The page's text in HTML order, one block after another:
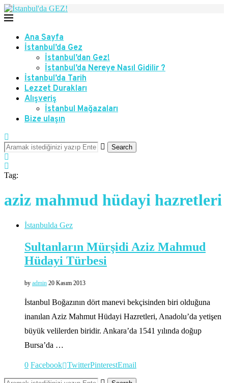
Ana Sayfa
İstanbul’da Gez
İstanbul’dan Gez!
İstanbul’da Nereye Nasıl Gidilir ?
İstanbul’da Tarih
Lezzet Durakları
Alışveriş
İstanbul Mağazaları
Bize ulaşın
Search
Tag:
aziz mahmud hüdayi hazretleri
İstanbulda Gez
Sultanların Mürşidi Aziz Mahmud
Hüdayi Türbesi
by admin 20 Kasım 2013
İstanbul Boğazının dört manevi bekçisinden biri olduğuna
inanılan Aziz Mahmut Hüdayi Hazretleri, Anadolu’da yetişen
büyük velilerden biridir. Ankara’da 1541 yılında doğup
Bursa’da …
0 Facebook TwitterPinterestEmail